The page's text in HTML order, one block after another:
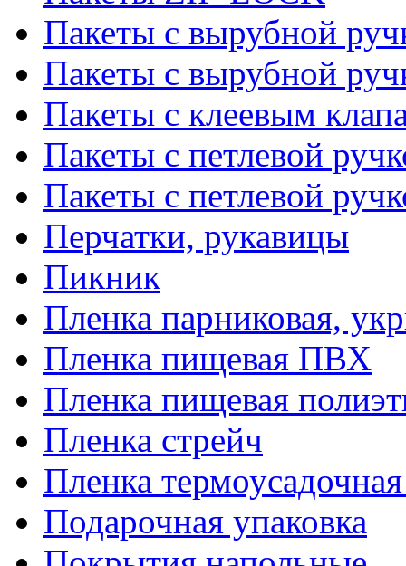
Пакеты с вырубной
Пакеты с вырубной
Пакеты с клеевым
Пакеты с петлевой
Пакеты с петлевой
Перчатки, рукавицы
Пикник
Пленка парниковая,
Пленка пищевая ПВХ
Пленка пищевая
Пленка стрейч
Пленка
Подарочная упаковка